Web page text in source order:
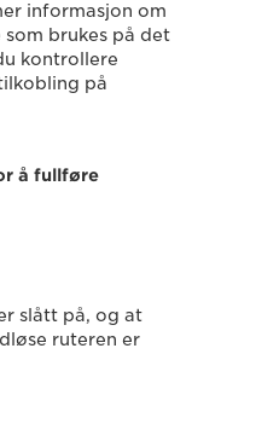
informasjon om
brukes på det
kontrollere
på
å fullføre
slått på, og at
ruteren er